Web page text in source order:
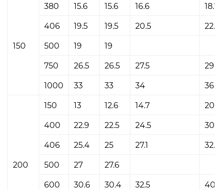
150
380 15.6 15.6 16.6
18.7
406
19.5 19.5 20.5
22.6
500
19
19
750
26.5 26.5 27.5
29.6
1000
33 33 34 36.1
200
150 13 12.6 14.7
20
400
22.9 22.5 24.5
30
406
25.4 25 27.1
32.5
500
27
27.6
600
30.6 30.4 32.5
40